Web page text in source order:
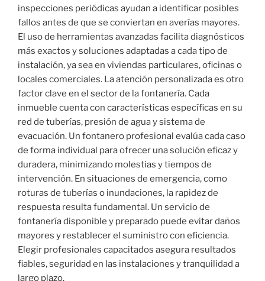
inspecciones periódicas ayudan a identificar posibles
fallos antes de que se conviertan en averías mayores.
El uso de herramientas avanzadas facilita diagnósticos
más exactos y soluciones adaptadas a cada tipo de
instalación, ya sea en viviendas particulares, oficinas o
locales comerciales. La atención personalizada es otro
factor clave en el sector de la fontanería. Cada
inmueble cuenta con características específicas en su
red de tuberías, presión de agua y sistema de
evacuación. Un fontanero profesional evalúa cada caso
de forma individual para ofrecer una solución eficaz y
duradera, minimizando molestias y tiempos de
intervención. En situaciones de emergencia, como
roturas de tuberías o inundaciones, la rapidez de
respuesta resulta fundamental. Un servicio de
fontanería disponible y preparado puede evitar daños
mayores y restablecer el suministro con eficiencia.
Elegir profesionales capacitados asegura resultados
fiables, seguridad en las instalaciones y tranquilidad a
largo plazo.